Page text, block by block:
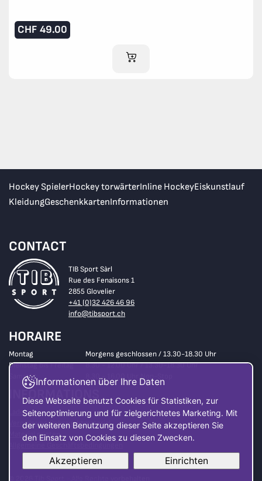
CHF 49.00
IM WARENKORB
Hockey SpielerHockey torwärterInline HockeyEiskunstlauf
KleidungGeschenkkartenInformationen
CONTACT
TIB Sport Sàrl
Rue des Fenaisons 1
2855 Glovelier
+41 (0)32 426 46 96
info@tibsport.ch
HORAIRE
Montag
Morgens geschlossen / 13.30-18.30 Uhr
Dienstag bis Freitag
8.30 - 12.00 Uhr / 13.30-18.30 Uhr
Samstag
8.30 - 16.00 Uhr Non-Stop
INFORMATIONS
Laden
Verordnung Gebrauchtmaterial
Material mieten
Informationen über Ihre Daten
Diese Webseite benutzt Cookies für Statistiken, zur
Seitenoptimierung und für zielgerichtetes Marketing. Mit
der weiteren Benutzung dieser Seite akzeptieren Sie
den Einsatz von Cookies zu diesen Zwecken.
Akzeptieren
Einrichten